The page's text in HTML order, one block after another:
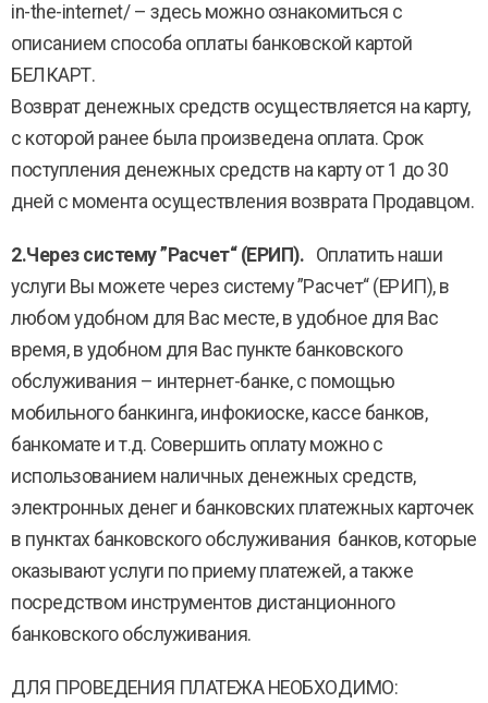
in-the-internet/ – здесь можно ознакомиться с
описанием способа оплаты банковской картой
БЕЛКАРТ.
Возврат денежных средств осуществляется на карту,
с которой ранее была произведена оплата. Срок
поступления денежных средств на карту от 1 до 30
дней с момента осуществления возврата Продавцом.
2.Через систему ”Расчет“ (ЕРИП). Оплатить наши
услуги Вы можете через систему ”Расчет“ (ЕРИП), в
любом удобном для Вас месте, в удобное для Вас
время, в удобном для Вас пункте банковского
обслуживания – интернет-банке, с помощью
мобильного банкинга, инфокиоске, кассе банков,
банкомате и т.д. Совершить оплату можно с
использованием наличных денежных средств,
электронных денег и банковских платежных карточек
в пунктах банковского обслуживания банков, которые
оказывают услуги по приему платежей, а также
посредством инструментов дистанционного
банковского обслуживания.
ДЛЯ ПРОВЕДЕНИЯ ПЛАТЕЖА НЕОБХОДИМО: